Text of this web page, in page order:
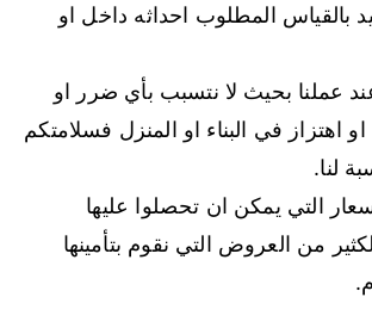
بالقياس المطلوب احداثه داخل او
عملنا بحيث لا نتسبب بأي ضرر او
اهتزاز في البناء او المنزل فسلامتكم
لنا.
التي يمكن ان تحصلوا عليها
من العروض التي نقوم بتأمينها